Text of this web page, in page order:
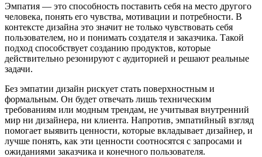
Эмпатия — это способность поставить себя на место другого
человека, понять его чувства, мотивации и потребности. В
контексте дизайна это значит не только чувствовать себя
пользователем, но и понимать создателя и заказчика. Такой
подход способствует созданию продуктов, которые
действительно резонируют с аудиторией и решают реальные
задачи.
Без эмпатии дизайн рискует стать поверхностным и
формальным. Он будет отвечать лишь техническим
требованиям или модным трендам, не учитывая внутренний
мир ни дизайнера, ни клиента. Напротив, эмпатийный взгляд
помогает выявить ценности, которые вкладывает дизайнер, и
лучше понять, как эти ценности соотносятся с запросами и
ожиданиями заказчика и конечного пользователя.